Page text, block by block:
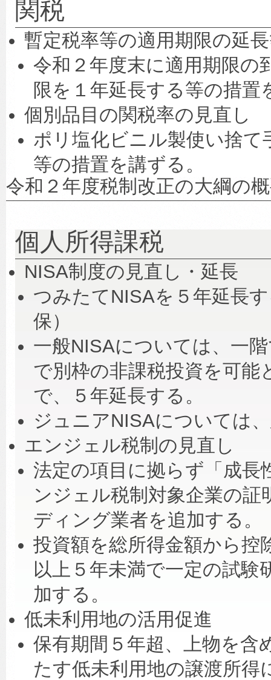
関税
暫定税率等の適用期限の延
令和２年度末に適用期限の
限を１年延長する等の措置
個別品目の関税率の見直し
ポリ塩化ビニル製使い捨
等の措置を講ずる。
令和２年度税制改正の大綱の
個人所得課税
NISA制度の見直し・延長
つみたてNISAを５年延長
保）
一般NISAについては、一
で別枠の非課税投資を可能
で、５年延長する。
ジュニアNISAについては
エンジェル税制の見直し
法定の項目に拠らず「成長
ンジェル税制対象企業の
ディング業者を追加する。
投資額を総所得金額から控
以上５年未満で一定の試
加する。
低未利用地の活用促進
保有期間５年超、上物を含
たす低未利用地の譲渡所得